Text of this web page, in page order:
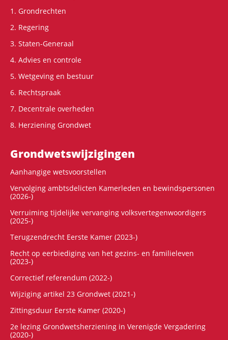
1. Grondrechten
2. Regering
3. Staten-Generaal
4. Advies en controle
5. Wetgeving en bestuur
6. Rechtspraak
7. Decentrale overheden
8. Herziening Grondwet
Grondwets­wijzigingen
Aanhangige wetsvoorstellen
Vervolging ambtsdelicten Kamerleden en bewindspersonen
(2026-)
Verruiming tijdelijke vervanging volksvertegenwoordigers
(2025-)
Terugzendrecht Eerste Kamer (2023-)
Recht op eerbiediging van het gezins- en familieleven
(2023-)
Correctief referendum (2022-)
Wijziging artikel 23 Grondwet (2021-)
Zittingsduur Eerste Kamer (2020-)
2e lezing Grondwetsherziening in Verenigde Vergadering
(2020-)